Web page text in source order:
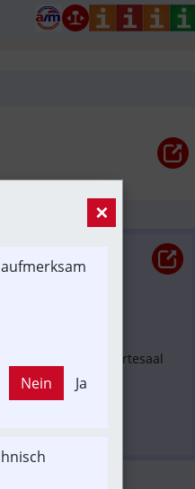
für
Buffet
im ehemaligen Wartesaal
×
Nein Ja